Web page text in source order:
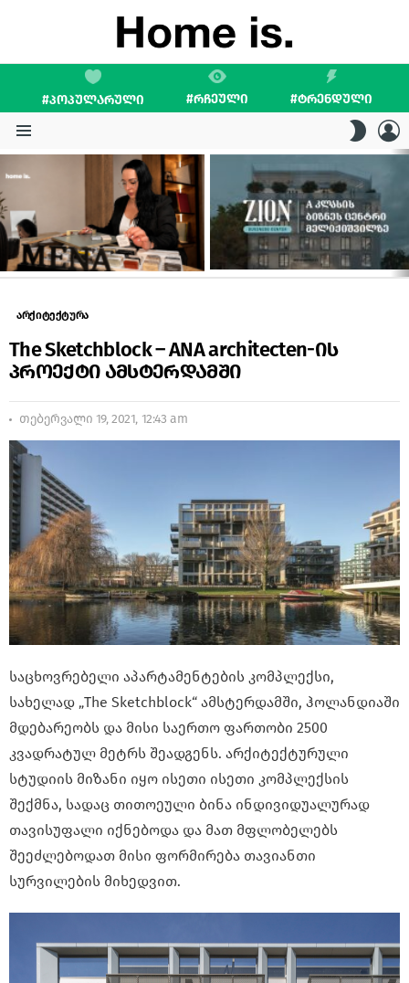
#ᲞᲝᲞᲣᲚᲐᲠᲣᲚᲘ #ᲠᲩᲔᲣᲚᲘ #ᲢᲠᲔᲜᲓᲣᲚᲘ
SKIN
STORIES
არქიტექტურა
The Sketchblock – ANA architecten-ის
პროექტი ამსტერდამში
თებერვალი 19, 2021, 12:43 am
საცხოვრებელი აპარტამენტების კომპლექსი,
სახელად „The Sketchblock“ ამსტერდამში, ჰოლანდიაში
მდებარეობს და მისი საერთო ფართობი 2500
კვადრატულ მეტრს შეადგენს. არქიტექტურული
სტუდიის მიზანი იყო ისეთი ისეთი კომპლექსის
შექმნა, სადაც თითოეული ბინა ინდივიდუალურად
თავისუფალი იქნებოდა და მათ მფლობელებს
შეეძლებოდათ მისი ფორმირება თავიანთი
სურვილების მიხედვით.